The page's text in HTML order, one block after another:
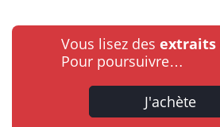
Vous lisez des extraits
Pour poursuivre…
J'achète